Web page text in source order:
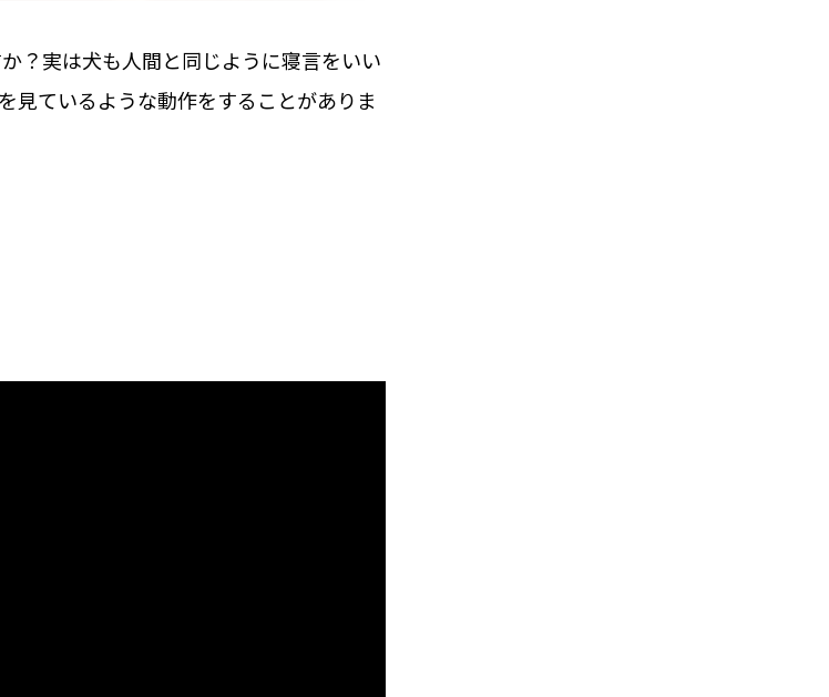
？実は犬も人間と同じように寝言をいい
見ているような動作をすることがありま